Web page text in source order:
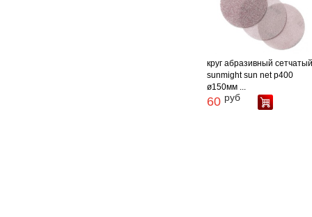
круг абразивный
sunmight sun net p400
ø150мм ...
60 руб